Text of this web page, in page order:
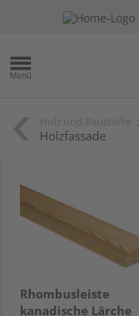
Holzfassade
Rhombusleiste
kanadische Lärche